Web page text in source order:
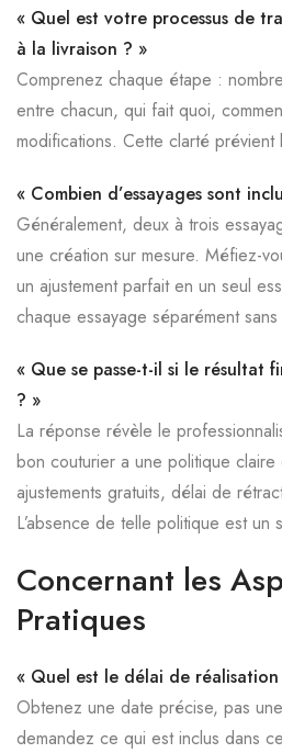
« Quel est votre processus de
à la livraison ? »
Comprenez chaque étape :
entre chacun, qui fait quoi,
modifications. Cette clarté prévient
« Combien d’essayages sont
Généralement, deux à trois
une création sur mesure. Méfiez-
un ajustement parfait en un seul
chaque essayage séparément sans
« Que se passe-t-il si le résultat
? »
La réponse révèle le
bon couturier a une politique claire
ajustements gratuits, délai de
L’absence de telle politique est un
Concernant les
Pratiques
« Quel est le délai de
Obtenez une date précise, pas
demandez ce qui est inclus dans